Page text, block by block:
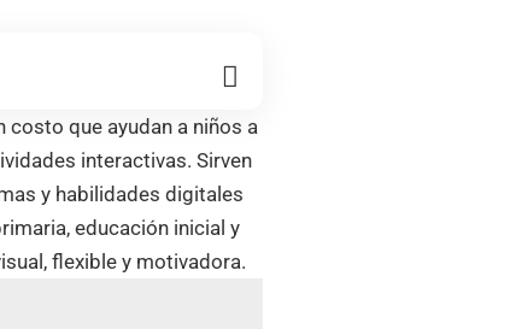
que ayudan a niños a
interactivas. Sirven
y habilidades digitales
educación inicial y
flexible y motivadora.